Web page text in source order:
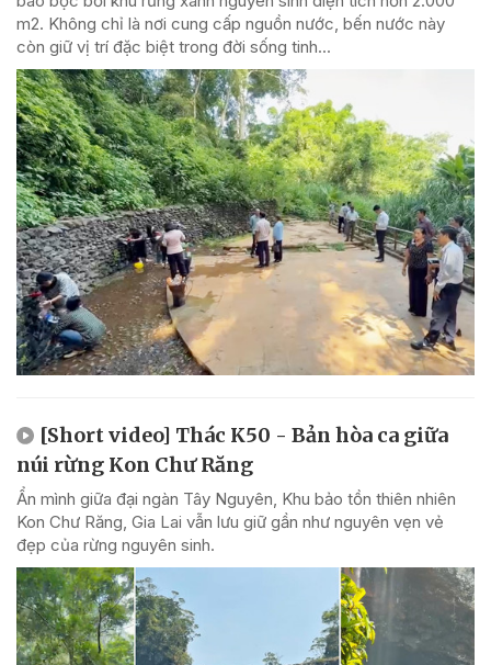
m2. Không chỉ là nơi cung cấp nguồn nước, bến nước này
còn giữ vị trí đặc biệt trong đời sống tinh...
[Short video] Thác K50 - Bản hòa ca giữa
núi rừng Kon Chư Răng
Ẩn mình giữa đại ngàn Tây Nguyên, Khu bảo tồn thiên nhiên
Kon Chư Răng, Gia Lai vẫn lưu giữ gần như nguyên vẹn vẻ
đẹp của rừng nguyên sinh.